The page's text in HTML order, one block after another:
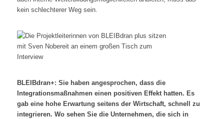
kein schlechterer Weg sein.
BLEIBdran+: Sie haben angesprochen, dass die
Integrationsmaßnahmen einen positiven Effekt hatten. Es
gab eine hohe Erwartung seitens der Wirtschaft, schnell zu
integrieren. Wo sehen Sie die Unternehmen, die sich in